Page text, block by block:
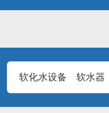
软化水设备 软水器